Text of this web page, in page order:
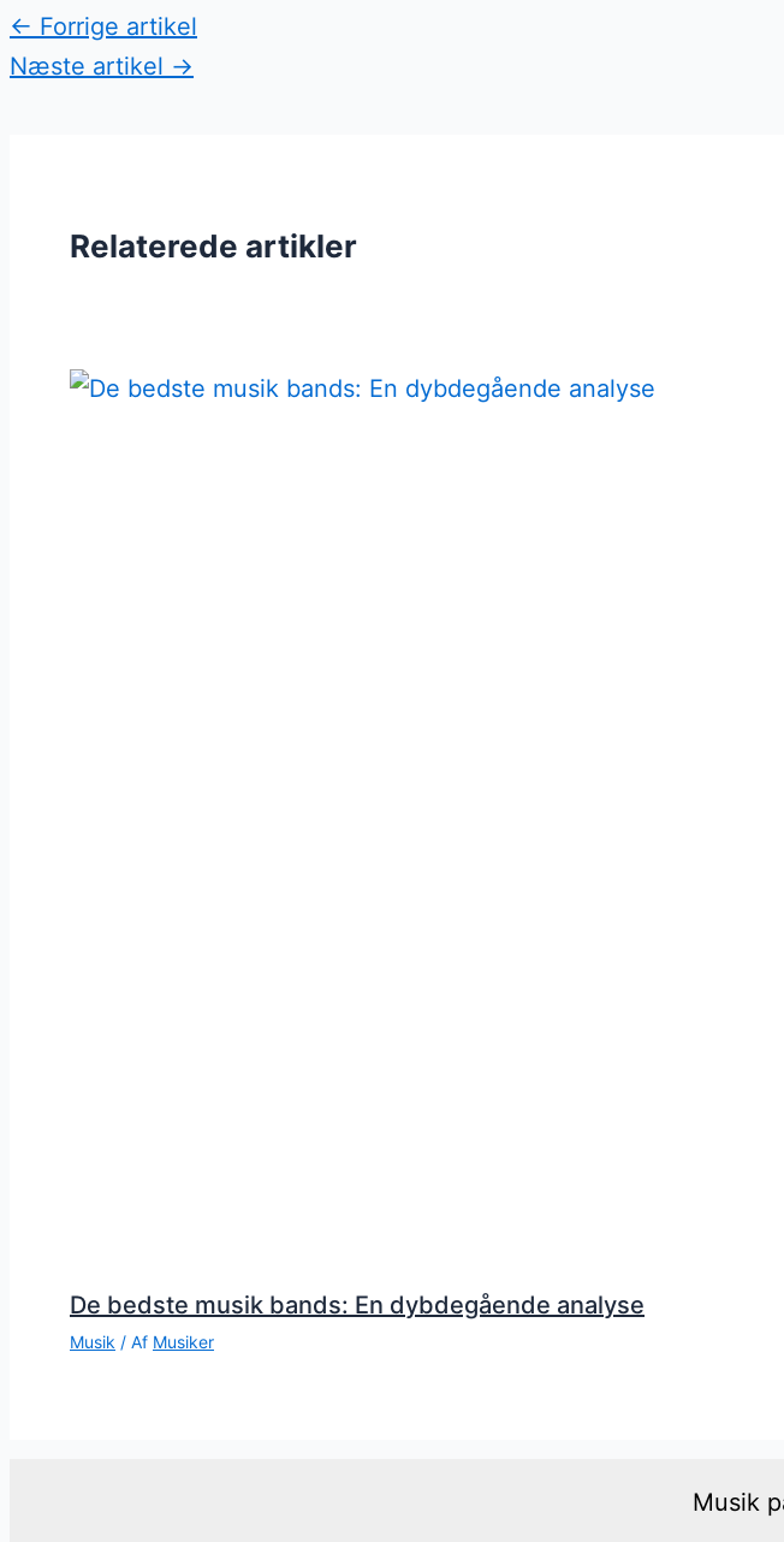
← Forrige artikel
Næste artikel →
Relaterede artikler
De bedste musik bands: En dybdegående analyse
Musik / Af Musiker
Musik